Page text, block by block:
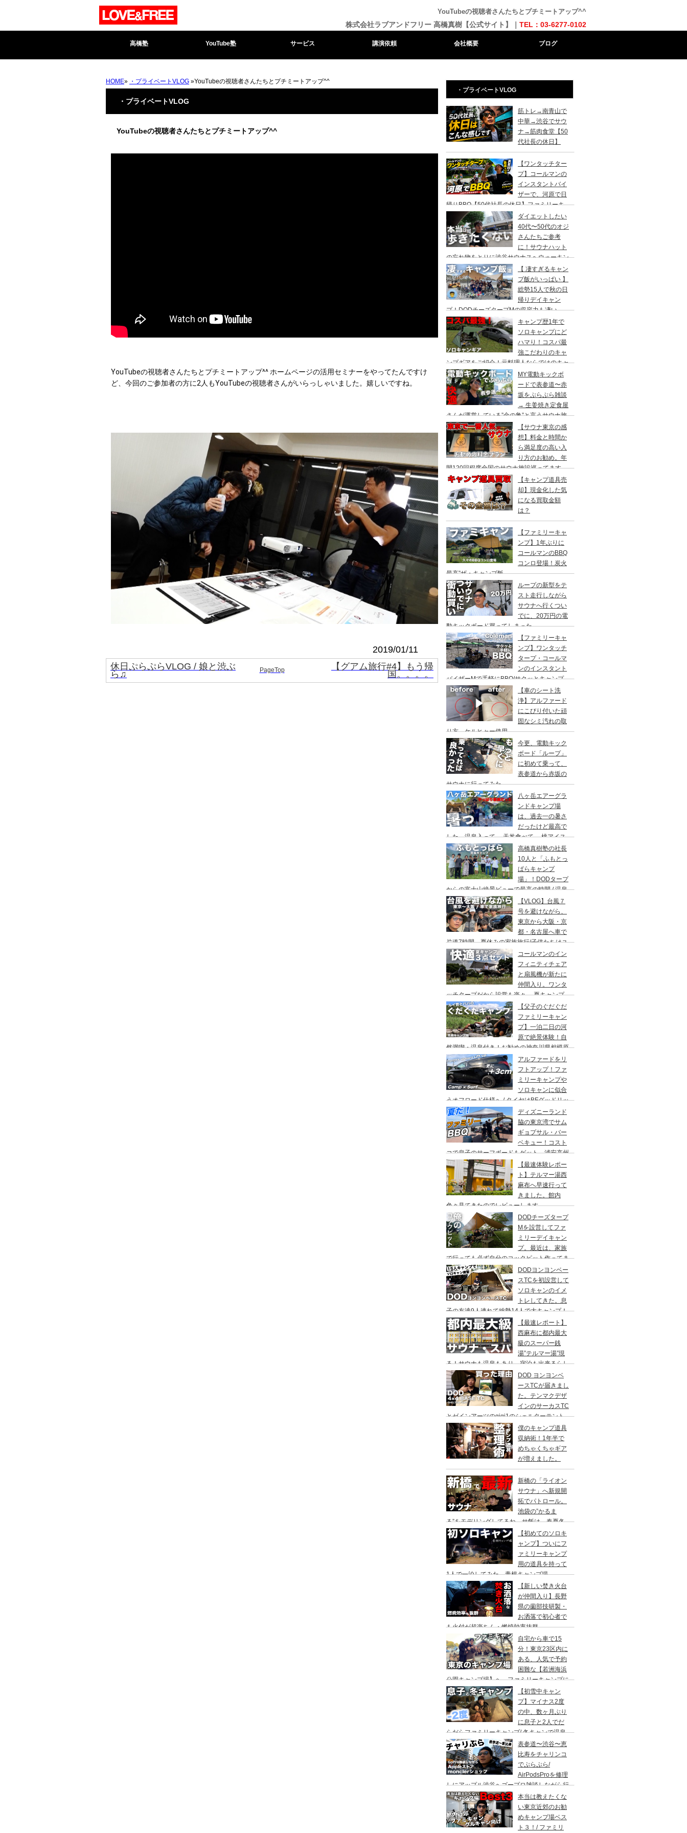
YouTubeの視聴者さんたちとプチミートアップ^^
株式会社ラブアンドフリー 高橋真樹【公式サイト】｜ TEL：03-6277-0102
高橋塾 YouTube塾 サービス 講演依頼 会社概要 ブログ
HOME» ・プライベートVLOG »YouTubeの視聴者さんたちとプチミートアップ^^
・プライベートVLOG
YouTubeの視聴者さんたちとプチミートアップ^^
YouTubeの視聴者さんたちとプチミートアップ^^ ホームページの活用セミナーをやってたんですけ
ど、今回のご参加者の方に2人もYouTubeの視聴者さんがいらっしゃいました。嬉しいですね。
2019/01/11
休日ぷらぷらVLOG / 娘と渋ぶ
ら♫ PageTop 【グアム旅行#4】もう帰
国。。。。
・プライベートVLOG
筋トレ→南青山で
中華→渋谷でサウ
ナ→筋肉食堂【50
代社長の休日】
【ワンタッチター
プ】コールマンの
インスタントバイ
ザーで、河原で日
帰りBBQ【50代社長の休日】ファミリーキ
ャンプ初心者さんは、まずこのスタイルでデ
イキャンプがおすすめです。
ダイエットしたい
40代〜50代のオジ
さんたちご参考
に！サウナハット
の忘れ物をとりに渋谷サウナスへウォーキン
グ→ ランチはカレー食べに六本木のCoCo壱
番屋へ
【 凄すぎるキャン
プ飯がいっぱい 】
総勢15人で秋の日
帰りデイキャン
プ！DODチーズタープMの収容力も凄い。
都内のキャンプ場”秋川橋河川公園バーベキ
ューランド”
キャンプ歴1年で
ソロキャンプにど
ハマり！コスパ最
強こだわりのキャ
ンプギアをご紹介！元料理人ならではのキャ
ンプ飯も堪能。今回は、千葉県一番星キャン
プ場で雨キャンプでソログルキャンプ。
MY電動キックボ
ードで表参道〜赤
坂をぷらぷら雑談
→ 生姜焼き定食屋
さんが運営している”金の亀”と言うサウナ施
設へ行ってきました。
【サウナ東京の感
想】料金と時間か
ら満足度の高い入
り方のお勧め。年
間120回程度全国のサウナ施設巡ってます。
【キャンプ道具売
却】現金化した気
になる買取金額
は？
【ファミリーキャ
ンプ】1年ぶりに
コールマンのBBQ
コンロ登場！炭火
最高”ザ・キャンプ飯
ループの新型をテ
スト走行しながら
サウナへ行くつい
でに、20万円の電
動キックボード買ってしまった。
YADEA（ヤデア）
【ファミリーキャ
ンプ】ワンタッチ
タープ・コールマ
ンのインスタント
バイザーMで手軽にBBQ/サクッとキャンプ
レイアウト/ 都心から車で1時間/ 河原のキャ
ンプ場/秋川橋河川公園 バーベキューランド
【車のシート洗
浄】アルファード
にこびり付いた頑
固なシミ汚れの取
り方。ケルヒャー使用。
今更、電動キック
ボード「ループ」
に初めて乗って、
表参道から赤坂の
サウナに行ってみた。
八ヶ岳エアーグラ
ンドキャンプ場
は、過去一の暑さ
だったけど最高で
した。温泉入って→ 天丼食べて→ 桃アイス
食べて。ファミリーキャンプにもキャンプデ
ートにもお勧めです。DOD＆ムラコでグル
ープキャンプ
高橋真樹塾の社長
10人と「ふもとっ
ぱらキャンプ
場」！DODタープ
からの富士山絶景ビューで最高の時間 / 温泉
の代わりにシャワー / キャンプ飯は肉にタコ
スにビール
【VLOG】台風７
号を避けながら、
東京から大阪・京
都・名古屋へ車で
片道7時間、夏休みの家族旅行/子供たちはユ
ニバーサルスタジオでパパはサウナ→清水寺
からの川床で鰻重→世界の山ちゃん
コールマンのイン
フィニティチェア
と扇風機が新たに
仲間入り。ワンタ
ッチタープだから設営も楽々。 夏キャンプ
を快適に過ごす為のキャンプギア３点セッ
ト。
【父子のぐだぐだ
ファミリーキャン
プ】一泊二日の河
原で絶景体験！自
然満喫・温泉付き！お勧めの神奈川県相模原
市・青根キャンプ場。
アルファードをリ
フトアップ！ファ
ミリーキャンプや
ソロキャンに似合
うオフロード仕様へ / タイヤはBFグッドリッ
チのオールテレーンTA。ホイールはデルタ
フォースのオーバル。アップサスはエスペリ
ア。
ディズニーランド
脇の東京湾でサム
ギョプサル・バー
ベキュー！コスト
コで息子のサーフボードもゲット、浦安高州
海浜公園、コールマンワンタッチタープ、フ
ァミリーキャンプ、BBQ
【最速体験レポー
ト】テルマー湯西
麻布へ早速行って
きました。館内
色々見てきたのでレビューします。
DODチーズタープ
Mを設営してファ
ミリーデイキャン
プ。最近は、家族
で行っても必ず自分のコックピット作ってま
す♪
DODヨンヨンベー
スTCを初設営して
ソロキャンのイメ
トレしてきた。息
子の友達9人連れて総勢14人で大キャンプ！
めちゃくちゃ疲れたぞ。
【最速レポート】
西麻布に都内最大
級のスーパー銭
湯”テルマー湯”現
る！サウナも温泉もあり、宿泊も出来るらし
い♪
DOD ヨンヨンベ
ースTCが届きまし
た。テンマクデザ
インのサーカスTC
とゼインアーツのgigi1のシェルターテント
と比較検討をし、購入に至った理由。
僕のキャンプ道具
収納術！1年半で
めちゃくちゃギア
が増えました。
新橋の「ライオン
サウナ」へ新規開
拓でパトロール。
池袋の”かるま
る”をモデリングしてるね。サ飯は、春夏冬
にて。
【初めてのソロキ
ャンプ】ついにフ
ァミリーキャンプ
用の道具を持って
1人で一泊してみた。青根キャンプ場
【新しい焚き火台
が仲間入り】長野
県の薗部技研製・
お洒落で初心者で
も火付が超楽ちん・燃焼効率抜群
自宅から車で15
分！東京23区内に
ある、人気で予約
困難な【若洲海浜
公園キャンプ場】へ、ファミリーキャンプに
行ってきた。冬キャンプもキャンプギアを上
手に使えば暖かくて楽しい♪
【初雪中キャン
プ】マイナス2度
の中、数ヶ月ぶり
に息子と2人でだ
らだらファミリーキャンプ/ 冬キャンで温泉
入って焚き火して超絶楽しかった。大野路キ
ャンプ場は結構いいかも
表参道〜渋谷〜恵
比寿をチャリンコ
でぷらぷら/
AirPodsProを修理
しにアップル渋谷へゴープロ雑談しながら行
ってきます。モンクレールの新型ショップも
行ってみました。
本当は教えたくな
い東京近郊のお勧
めキャンプ場ベス
ト３！/ ファミリ